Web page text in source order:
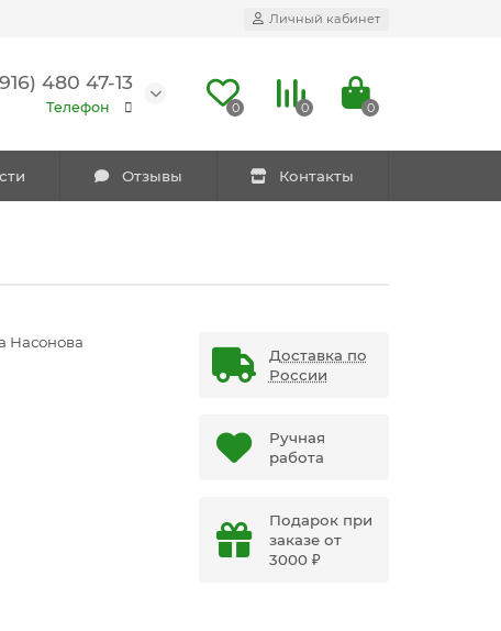
Личный кабинет
480 47-13
Телефон 0 0 0
Отзывы Контакты
Насонова
Доставка по
России
Ручная
работа
Подарок при
заказе от
3000 ₽